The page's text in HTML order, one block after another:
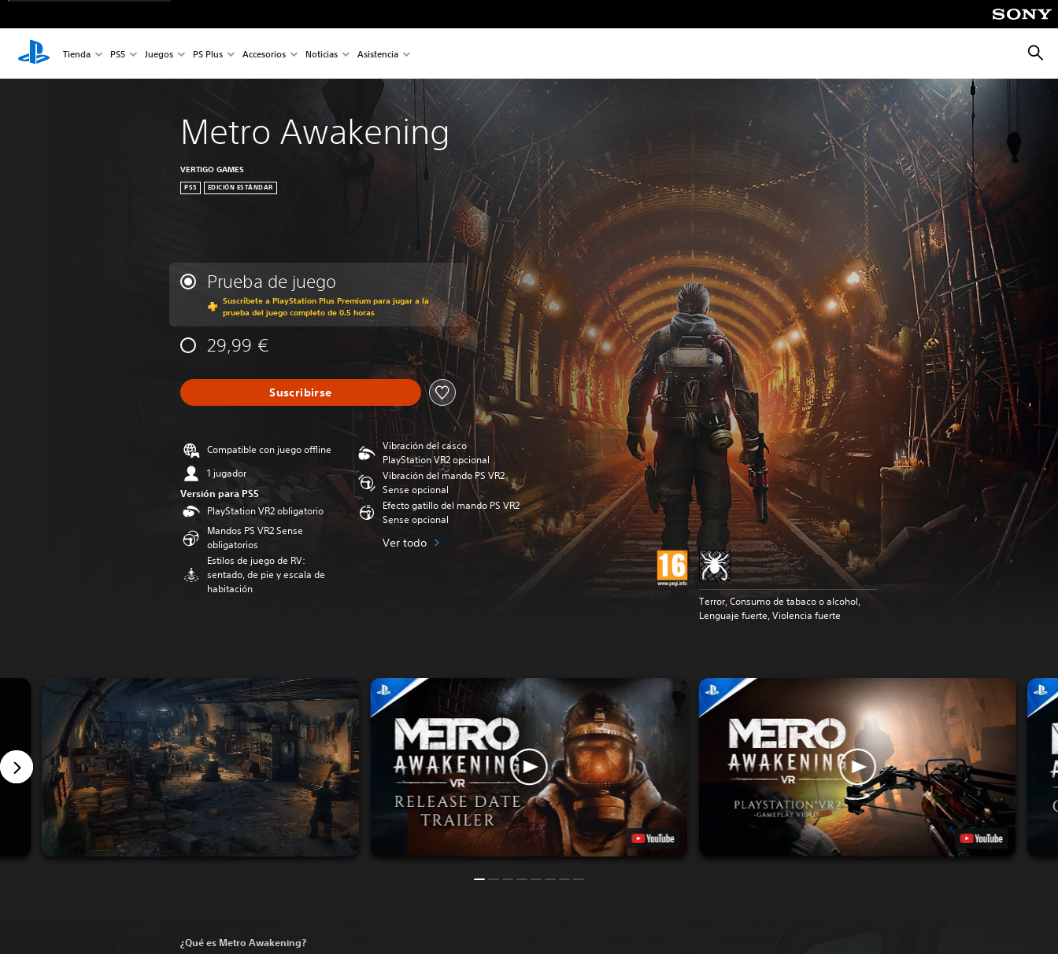
Tienda PS5 Juegos PS Plus Accesorios Noticias Asistencia
Metro Awakening
VERTIGO GAMES
PS5 EDICIÓN ESTÁNDAR
Prueba de juego
Suscríbete a PlayStation Plus Premium para jugar a la
prueba del juego completo de 0.5 horas
29,99 €
Suscribirse
Compatible con juego offline
1 jugador
Versión para PS5
PlayStation VR2 obligatorio
Mandos PS VR2 Sense
obligatorios
Estilos de juego de RV:
sentado, de pie y escala de
habitación
Vibración del casco
PlayStation VR2 opcional
Vibración del mando PS VR2
Sense opcional
Efecto gatillo del mando PS VR2
Sense opcional
Ver todo
Terror, Consumo de tabaco o alcohol,
Lenguaje fuerte, Violencia fuerte
¿Qué es Metro Awakening?